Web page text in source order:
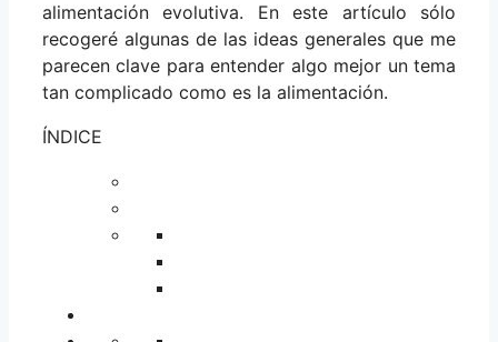
alimentación evolutiva. En este artículo sólo
recogeré algunas de las ideas generales que me
parecen clave para entender algo mejor un tema
tan complicado como es la alimentación.
ÍNDICE